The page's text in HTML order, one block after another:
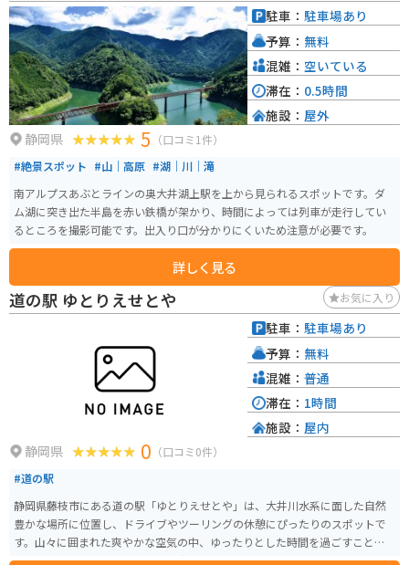
ングに最適なスポットがたくさんあります。 川根茶やわさび漬けなど、地元
の名産品も充実しています。道の駅で購入して、お土産にいかがでしょうか。
静岡県 5 （口コミ1件）
#絶景スポット #山｜高原 #湖｜川｜滝
南アルプスあぶとラインの奥大井湖上駅を上から見られるスポットです。ダ
ム湖に突き出た半島を赤い鉄橋が架かり、時間によっては列車が走行してい
るところを撮影可能です。出入り口が分かりにくいため注意が必要です。
詳しく見る
駐車： 駐車場あり
予算： 無料
混雑： 空いている
滞在： 0.5時間
施設： 屋外
道の駅 ゆとりえせとや お気に入り
静岡県 0 （口コミ0件）
#道の駅
静岡県藤枝市にある道の駅「ゆとりえせとや」は、大井川水系に面した自然
豊かな場所に位置し、ドライブやツーリングの休憩にぴったりのスポットで
す。山々に囲まれた爽やかな空気の中、ゆったりとした時間を過ごすことが
できます。 道の駅内には、地元で採れた新鮮な野菜や果物、特産品を販売す
駐車： 駐車場あり
予算： 無料
混雑： 普通
滞在： 1時間
施設： 屋内